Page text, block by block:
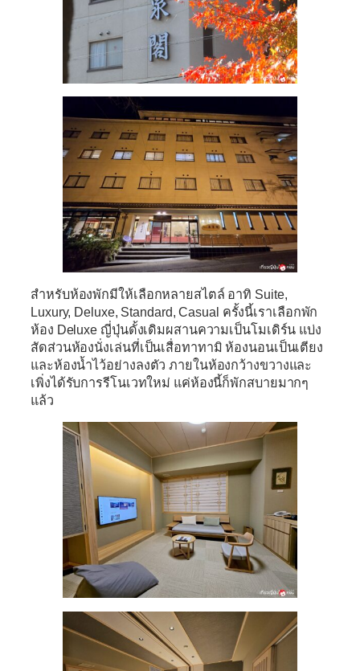
สำหรับห้องพักมีให้เลือกหลายสไตล์ อาทิ Suite,
Luxury, Deluxe, Standard, Casual ครั้งนี้เราเลือกพัก
ห้อง Deluxe ญี่ปุ่นดั้งเดิมผสานความเป็นโมเดิร์น แบ่ง
สัดส่วนห้องนั่งเล่นที่เป็นเสื่อทาทามิ ห้องนอนเป็นเตียง
และห้องน้ำไว้อย่างลงตัว ภายในห้องกว้างขวางและ
เพิ่งได้รับการรีโนเวทใหม่ แค่ห้องนี้ก็พักสบายมากๆ
แล้ว